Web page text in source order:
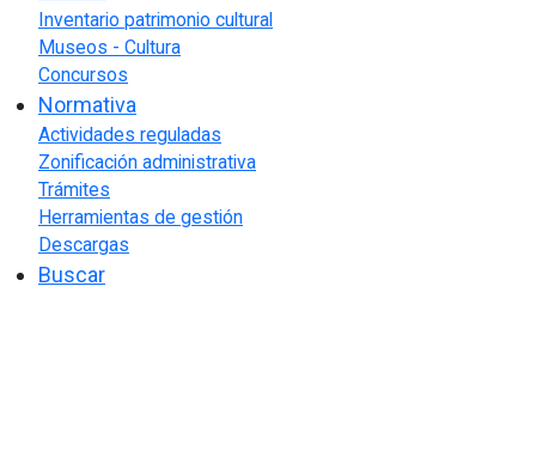
Inventario patrimonio cultural
Museos - Cultura
Concursos
Normativa
Actividades reguladas
Zonificación administrativa
Trámites
Herramientas de gestión
Descargas
Buscar